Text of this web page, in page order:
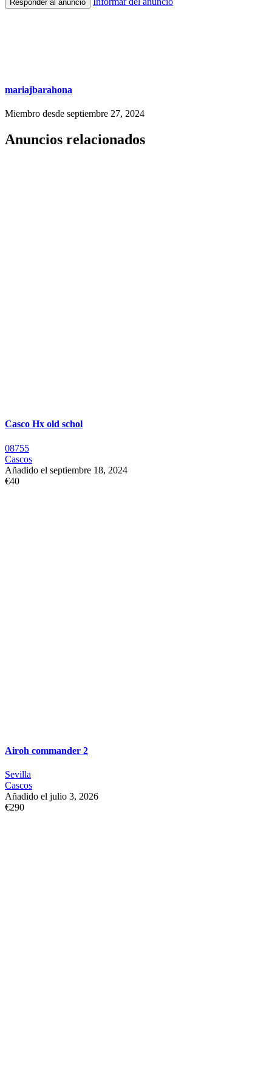
Responder al anuncio
mariajbarahona
Miembro desde septiembre 27, 2024
Anuncios relacionados
Casco Hx old schol
08755
Cascos
Añadido el septiembre 18, 2024
€40
Airoh commander 2
Sevilla
Cascos
Añadido el julio 3, 2026
€290